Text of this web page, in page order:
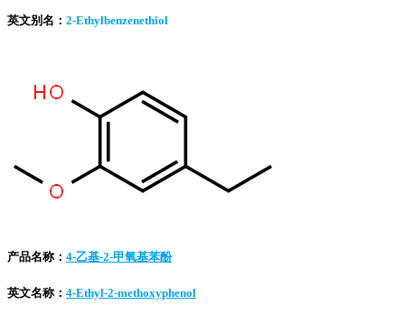
英文别名： 2-Ethylbenzenethiol
产品名称： 4-乙基-2-甲氧基苯酚
英文名称： 4-Ethyl-2-methoxyphenol